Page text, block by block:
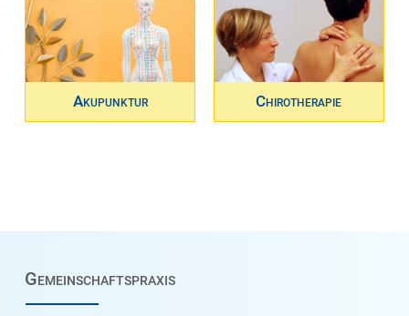
Akupunktur Chirotherapie
Gemeinschaftspraxis